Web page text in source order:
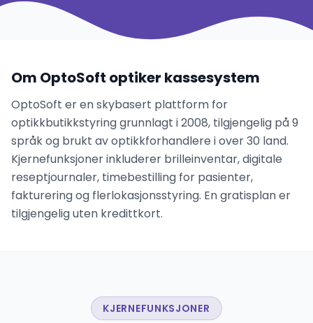
Om OptoSoft optiker kassesystem
OptoSoft er en skybasert plattform for
optikkbutikkstyring grunnlagt i 2008, tilgjengelig på 9
språk og brukt av optikkforhandlere i over 30 land.
Kjernefunksjoner inkluderer brilleinventar, digitale
reseptjournaler, timebestilling for pasienter,
fakturering og flerlokasjonsstyring. En gratisplan er
tilgjengelig uten kredittkort.
KJERNEFUNKSJONER